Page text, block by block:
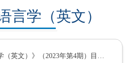
言学（英文）